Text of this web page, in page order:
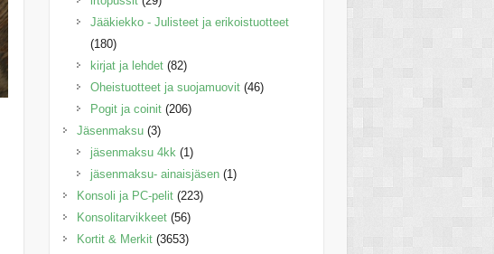
Jääkiekko - Julisteet ja erikoistuotteet
(180)
kirjat ja lehdet (82)
Oheistuotteet ja suojamuovit (46)
Pogit ja coinit (206)
Jäsenmaksu (3)
jäsenmaksu 4kk (1)
jäsenmaksu- ainaisjäsen (1)
Konsoli ja PC-pelit (223)
Konsolitarvikkeet (56)
Kortit & Merkit (3653)